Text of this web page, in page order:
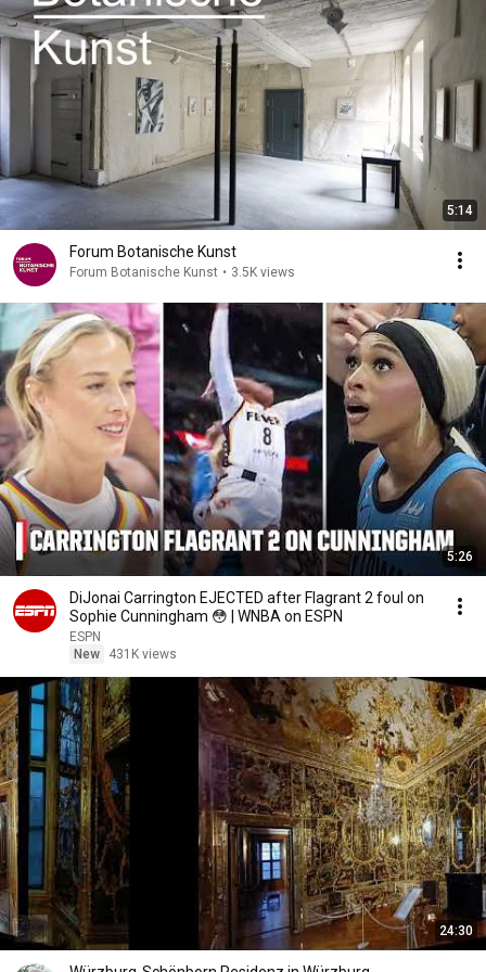
5:14
Forum Botanische Kunst
Forum Botanische Kunst • 3.5K views
5:26
DiJonai Carrington EJECTED after Flagrant 2 foul on
Sophie Cunningham 😳 | WNBA on ESPN
ESPN
New
431K views
24:30